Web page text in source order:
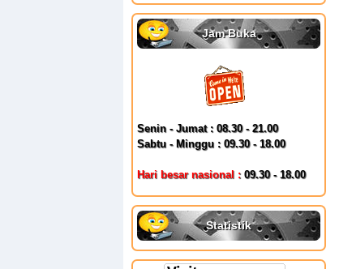
Jam Buka
Senin - Jumat : 08.30 - 21.00
Sabtu - Minggu : 09.30 - 18.00
Hari besar nasional : 09.30 - 18.00
Statistik